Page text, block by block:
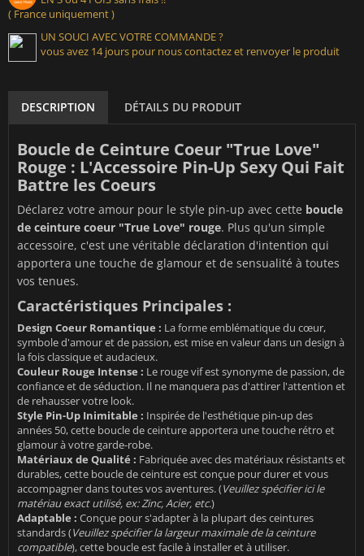
( France uniquement )
UN SOUCI AVEC VOTRE COMMANDE ?
vous avez 14 jours pour nous contactez et renvoyer le produit
DESCRIPTION DÉTAILS DU PRODUIT
Boucle de Ceinture Coeur "True Love"
Rouge : L'Accessoire Pin-Up Sexy Qui Fait
Battre les Coeurs
Déclarez votre amour pour le style pin-up avec cette boucle
de ceinture coeur "True Love" rouge. Plus qu'un simple
accessoire, c'est une véritable déclaration d'intention qui
apportera une touche de glamour et de sensualité à toutes
vos tenues.
Caractéristiques Principales :
Design Coeur Romantique : La forme emblématique du cœur,
symbole d'amour et de passion, est mise en valeur dans un design à
la fois classique et audacieux.
Couleur Rouge Intense : Le rouge vif est synonyme de passion, de
confiance et de séduction. Il ne manquera pas d'attirer l'attention et
de rehausser votre look.
Style Pin-Up Inimitable : Inspirée de l'esthétique pin-up des
années 50, cette boucle de ceinture apportera une touche rétro et
glamour à votre garde-robe.
Matériaux de Qualité : Fabriquée avec des matériaux résistants et
durables, cette boucle de ceinture est conçue pour durer et vous
accompagner dans toutes vos aventures. (Veuillez spécifier ici le
matériau exact utilisé, ex: Zinc, Acier, etc.)
Adaptable : Conçue pour s'adapter à la plupart des ceintures
standards (Veuillez spécifier la largeur maximale de la ceinture
compatible), cette boucle est facile à installer et à utiliser.